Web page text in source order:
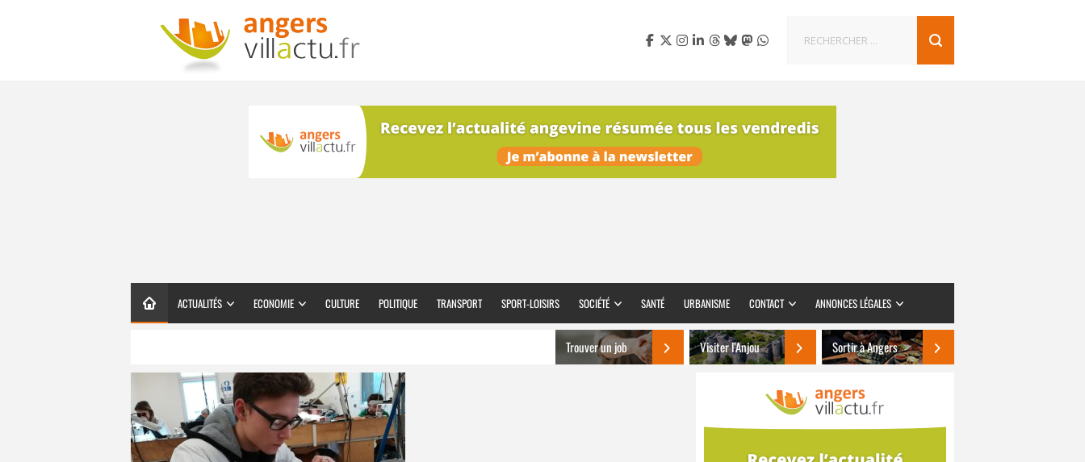
ACTUALITÉS ECONOMIE CULTURE POLITIQUE TRANSPORT SPORT-LOISIRS SOCIÉTÉ SANTÉ URBANISME CONTACT ANNONCES LÉGALES
Trouver un job Visiter l’Anjou Sortir à Angers